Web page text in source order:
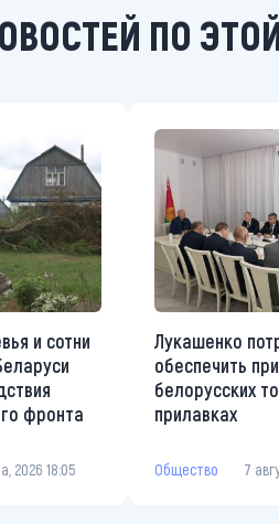
ПО
и сотни
фронта
2026 18:05
Лукашенко
обеспечить
белорусских
прилавках
Общество 7